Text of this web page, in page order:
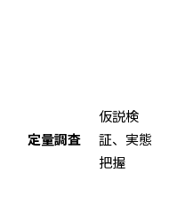
定量調査
仮説検
証、実態
把握